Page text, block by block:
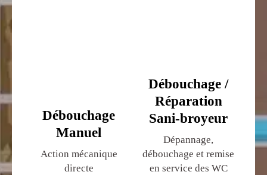
Débouchage
Manuel
Action mécanique
directe
Débouchage /
Réparation
Sani-broyeur
Dépannage,
débouchage et remise
en service des WC